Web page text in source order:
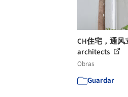
CH住宅，通风
architects
Obras
Guardar